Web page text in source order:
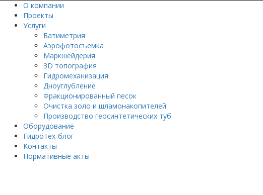
О компании
Проекты
Услуги
Батиметрия
Аэрофотосъемка
Маркшейдерия
3D топография
Гидромеханизация
Дноуглубление
Фракционированный песок
Очистка золо и шламонакопителей
Производство геосинтетических туб
Оборудование
Гидротех-блог
Контакты
Нормативные акты